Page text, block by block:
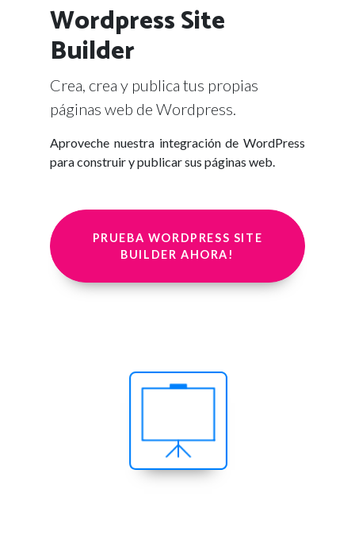
Wordpress Site
Builder
Crea, crea y publica tus propias
páginas web de Wordpress.
Aproveche nuestra integración de WordPress
para construir y publicar sus páginas web.
PRUEBA WORDPRESS SITE
BUILDER AHORA!